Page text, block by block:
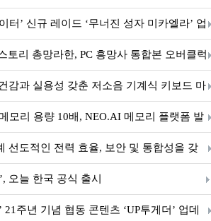
터’ 신규 레이드 ‘무너진 성자 미카엘라’ 업
토리 총망라한, PC 흥망사 통합본 오버클럭
감과 실용성 갖춘 저소음 기계식 키보드 마
모리 용량 10배, NEO.AI 메모리 플랫폼 발
선도적인 전력 효율, 보안 및 통합성을 갖
SoC ‘BG2B’ 공개
오늘 한국 공식 출시
21주년 기념 협동 콘텐츠 ‘UP투게더’ 업데